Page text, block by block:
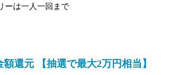
ーは一人一回まで
額還元 【抽選で最大2万円相当】